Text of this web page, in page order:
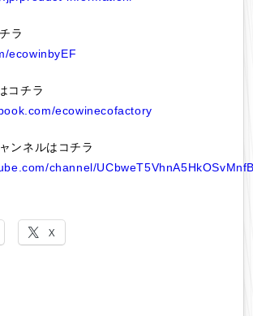
ラ
ecowinbyEF
コチラ
ecowinecofactory
ンネルはコチラ
channel/
X